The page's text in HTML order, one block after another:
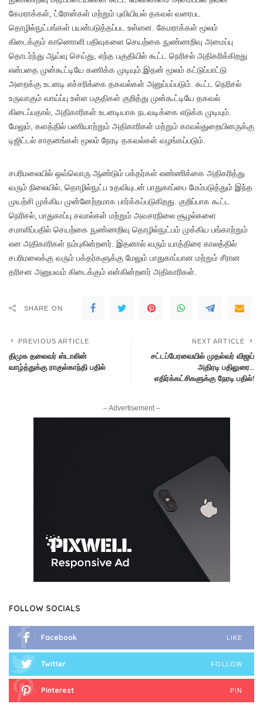
கேமராக்கள், ட்ரோன்கள் மற்றும் புவியியல் தகவல் வரைபட
தொழில்நுட்பங்கள் பயன்படுத்தப்பட உள்ளன. கேமராக்கள் மூலம்
கிடைக்கும் காணொளி பதிவுகளை செயற்கை நுண்ணறிவு அமைப்பு
தொடர்ந்து ஆய்வு செய்து, எந்த பகுதியில் கூட்ட நெரிசல் அதிகரிக்கிறது
என்பதை முன்கூட்டியே கணிக்க முடியும்.இதன் மூலம் கட்டுப்பாட்டு
அறைக்கு உடனடி எச்சரிக்கை தகவல்கள் அனுப்பப்படும். கூட்ட நெரிசல்
உருவாகும் வாய்ப்பு உள்ள பகுதிகள் குறித்து முன்கூட்டியே தகவல்
கிடைப்பதால், அதிகாரிகள் உடனடியாக நடவடிக்கை எடுக்க முடியும்.
மேலும், களத்தில் பணியாற்றும் அதிகாரிகள் மற்றும் காவல்துறையினருக்கு
டிஜிட்டல் சாதனங்கள் மூலம் நேரடி தகவல்கள் வழங்கப்படும்.
சபரிமலையில் ஒவ்வொரு ஆண்டும் பக்தர்கள் எண்ணிக்கை அதிகரித்து
வரும் நிலையில், தொழில்நுட்ப உதவியுடன் பாதுகாப்பை மேம்படுத்தும் இந்த
முயற்சி முக்கிய முன்னேற்றமாக பார்க்கப்படுகிறது. குறிப்பாக கூட்ட
நெரிசல், பாதுகாப்பு சவால்கள் மற்றும் அவசரநிலை சூழல்களை
சமாளிப்பதில் செயற்கை நுண்ணறிவு தொழில்நுட்பம் முக்கிய பங்காற்றும்
என அதிகாரிகள் நம்புகின்றனர். இதனால் வரும் யாத்திரை காலத்தில்
சபரிமலைக்கு வரும் பக்தர்களுக்கு மேலும் பாதுகாப்பான மற்றும் சீரான
தரிசன அனுபவம் கிடைக்கும் என்கின்றனர் அதிகாரிகள்.
SHARE ON
PREVIOUS ARTICLE
திமுக தலைவர் ஸ்டாலின்
வாழ்த்துக்கு ராகுல்காந்தி பதில்
NEXT ARTICLE
சட்டப்பேரவையில் முதல்வர் விஜய்
அதிரடி பதிலுரை…
எதிர்க்கட்சிகளுக்கு நேரடி பதில்!
– Advertisement –
FOLLOW SOCIALS
Facebook LIKE
Twitter FOLLOW
Pinterest PIN